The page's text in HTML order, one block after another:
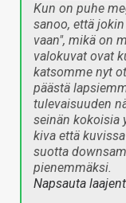
Kun on puhe
sanoo, että
vaan", mikä on
valokuvat ovat
katsomme nyt
päästä
tulevaisuuden
seinän kokoisia
kiva että
suotta
pienemmäksi.
Napsauta